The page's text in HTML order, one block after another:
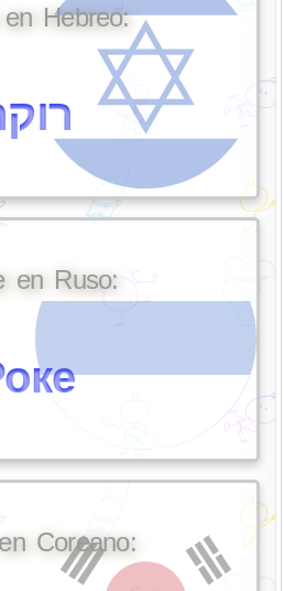
Hebreo:
en Ruso:
Coreano: